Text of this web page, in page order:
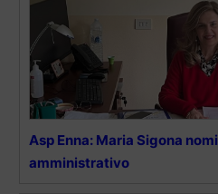
Asp Enna: Maria Sigona
amministrativo